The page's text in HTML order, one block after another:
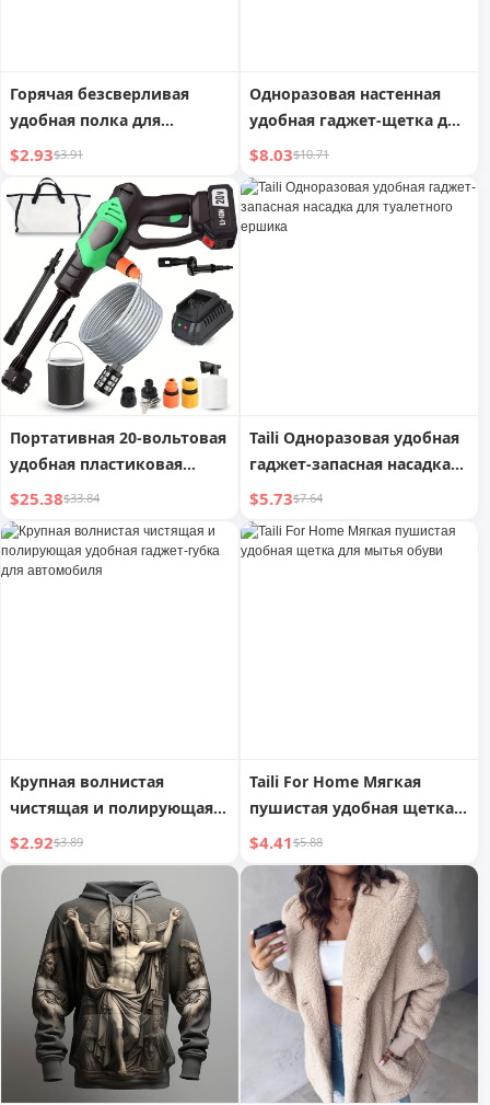
Горячая безсверливая
удобная полка для
тапочек в ванную комнату
Youqin
$2.93$3.91
Одноразовая настенная
удобная гаджет-щетка для
чистки туалета
$8.03$10.71
Портативная 20-вольтовая
удобная пластиковая
мойка высокого давления
для мойки автомобилей,
местный склад в США
$25.38$33.84
Taili Одноразовая удобная
гаджет-запасная насадка
для туалетного ершика
$5.73$7.64
Крупная волнистая
чистящая и полирующая
удобная гаджет-губка для
автомобиля
$2.92$3.89
Taili For Home Мягкая
пушистая удобная щетка
для мытья обуви
$4.41$5.88